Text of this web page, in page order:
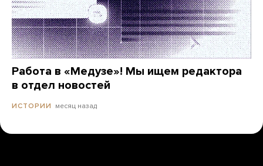
Работа в «Медузе»! Мы ищем редактора
в отдел новостей
ИСТОРИИ месяц назад